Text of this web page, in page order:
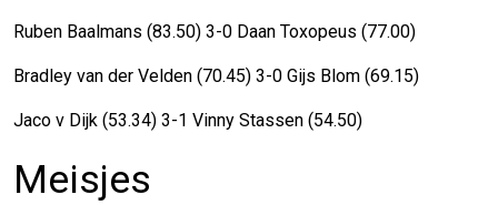
Ruben Baalmans (83.50) 3-0 Daan Toxopeus (77.00)
Bradley van der Velden (70.45) 3-0 Gijs Blom (69.15)
Jaco v Dijk (53.34) 3-1 Vinny Stassen (54.50)
Meisjes